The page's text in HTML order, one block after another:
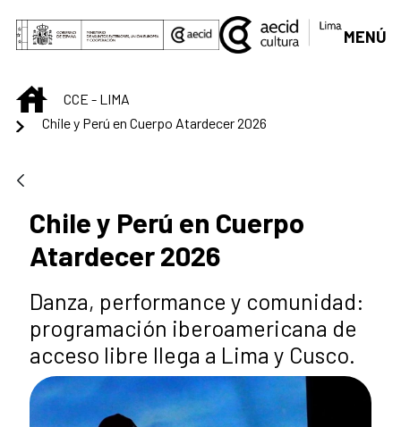
Saltar al contenido principal
MENÚ
INICIOCCE - LIMA
Chile y Perú en Cuerpo Atardecer 2026
Chile y Perú en Cuerpo
Atardecer 2026
Danza, performance y comunidad:
programación iberoamericana de
acceso libre llega a Lima y Cusco.